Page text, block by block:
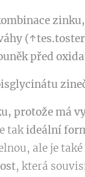
před
protože má
takideální
ale je také
, která